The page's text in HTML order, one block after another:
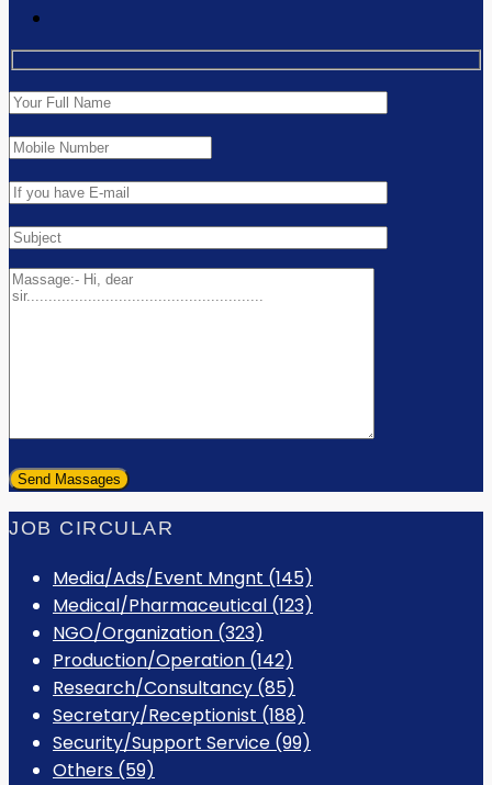
JOB CIRCULAR
Media/Ads/Event Mngnt (145)
Medical/Pharmaceutical (123)
NGO/Organization (323)
Production/Operation (142)
Research/Consultancy (85)
Secretary/Receptionist (188)
Security/Support Service (99)
Others (59)